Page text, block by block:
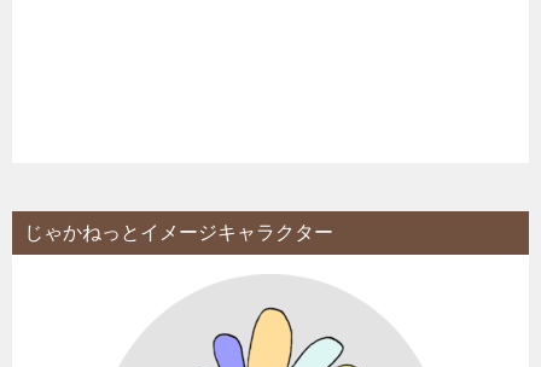
じゃかねっとイメージキャラクター